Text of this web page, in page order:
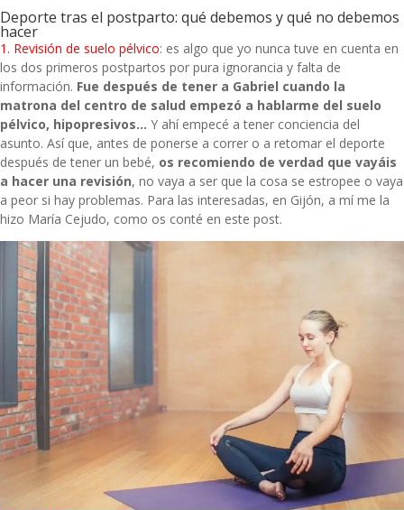
Deporte tras el postparto: qué debemos y qué no debemos
hacer
1. Revisión de suelo pélvico: es algo que yo nunca tuve en cuenta en
los dos primeros postpartos por pura ignorancia y falta de
información. Fue después de tener a Gabriel cuando la
matrona del centro de salud empezó a hablarme del suelo
pélvico, hipopresivos… Y ahí empecé a tener conciencia del
asunto. Así que, antes de ponerse a correr o a retomar el deporte
después de tener un bebé, os recomiendo de verdad que vayáis
a hacer una revisión, no vaya a ser que la cosa se estropee o vaya
a peor si hay problemas. Para las interesadas, en Gijón, a mí me la
hizo María Cejudo, como os conté en este post.